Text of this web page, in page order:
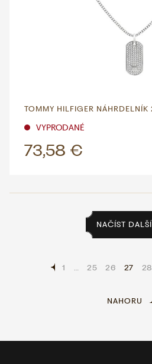
TOMMY HILFIGER
VYPRODANÉ
73,58 €
NAHORU
NAČÍST DALŠÍ
1 25 26 27 28